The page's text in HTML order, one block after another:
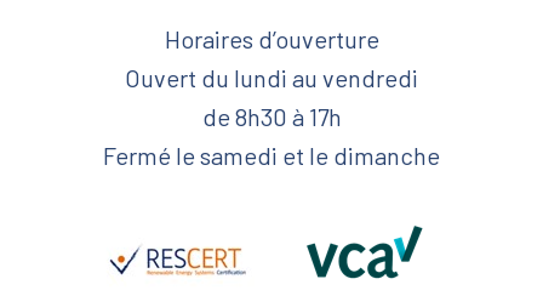
Horaires d’ouverture
Ouvert du lundi au vendredi
de 8h30 à 17h
Fermé le samedi et le dimanche